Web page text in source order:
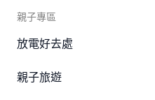
親子專區
放電好去處
親子旅遊